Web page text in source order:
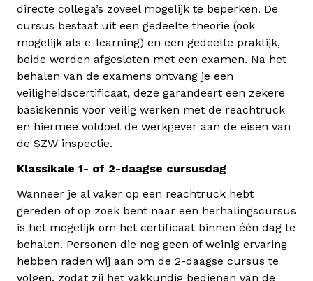
directe collega’s zoveel mogelijk te beperken. De
cursus bestaat uit een gedeelte theorie (ook
mogelijk als e-learning) en een gedeelte praktijk,
beide worden afgesloten met een examen. Na het
behalen van de examens ontvang je een
veiligheidscertificaat, deze garandeert een zekere
basiskennis voor veilig werken met de reachtruck
en hiermee voldoet de werkgever aan de eisen van
de SZW inspectie.
Klassikale 1- of 2-daagse cursusdag
Wanneer je al vaker op een reachtruck hebt
gereden of op zoek bent naar een herhalingscursus
is het mogelijk om het certificaat binnen één dag te
behalen. Personen die nog geen of weinig ervaring
hebben raden wij aan om de 2-daagse cursus te
volgen, zodat zij het vakkundig bedienen van de